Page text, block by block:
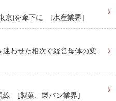
京)を傘下に [水産業界]
わせた相次ぐ経営母体の変
線 [製菓、製パン業界]